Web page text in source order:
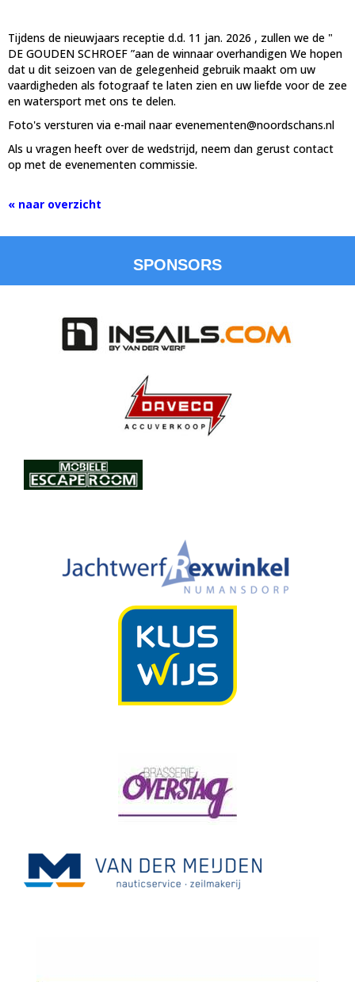
Tijdens de nieuwjaars receptie d.d. 11 jan. 2026 , zullen we de "
DE GOUDEN SCHROEF ”aan de winnaar overhandigen We hopen
dat u dit seizoen van de gelegenheid gebruik maakt om uw
vaardigheden als fotograaf te laten zien en uw liefde voor de zee
en watersport met ons te delen.
Foto's versturen via e-mail naarnetnemeneve@noordschans.nl
Als u vragen heeft over de wedstrijd, neem dan gerust contact
op met de evenementen commissie.
« naar overzicht
SPONSORS